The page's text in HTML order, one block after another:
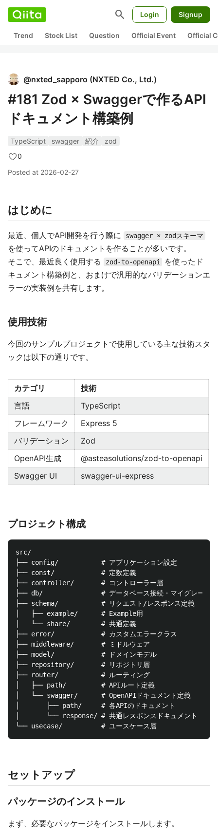
search Login Signup
Trend Stock List Question Official Event Official
@nxted_sapporo (NXTED Co., Ltd.)
#181 Zod × Swaggerで作るAPI
ドキュメント構築例
TypeScript swagger 紹介
zod
0
Posted at 2026-02-27
はじめに
最近、個人でAPI開発を行う際に swagger × zodスキーマ
を使ってAPIのドキュメントを作ることが多いです。
そこで、最近良く使用する
zod-to-openapi
を使ったド
キュメント構築例と、おまけで汎用的なバリデーションエ
ラーの実装例を共有します。
使用技術
今回のサンプルプロジェクトで使用している主な技術スタ
ックは以下の通りです。
カテゴリ
技術
言語
TypeScript
フレームワーク
Express 5
バリデーション
Zod
OpenAPI生成
@asteasolutions/zod-to-openapi
Swagger UI
swagger-ui-express
プロジェクト構成
src/
├── config/           # アプリケーション設定
├── const/            # 定数定義
├── controller/       # コントローラー層
├── db/               # データベース接続・マイグレーショ
├── schema/           # リクエスト/レスポンス定義
│   ├── example/      # Example用
│   └── share/        # 共通定義
├── error/            # カスタムエラークラス
├── middleware/       # ミドルウェア
├── model/            # ドメインモデル
├── repository/       # リポジトリ層
├── router/           # ルーティング
│   ├── path/         # APIルート定義
│   └── swagger/      # OpenAPIドキュメント定義
│       ├── path/     # 各APIのドキュメント
│       └── response/ # 共通レスポンスドキュメント
セットアップ
パッケージのインストール
まず、必要なパッケージをインストールします。